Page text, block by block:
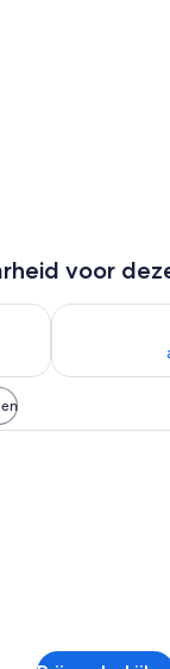
voor
vanavond aug
De
met een